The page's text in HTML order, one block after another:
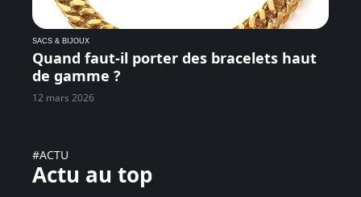
SACS & BIJOUX
Quand faut-il porter des bracelets haut
de gamme ?
12 mars 2026
#ACTU
Actu au top